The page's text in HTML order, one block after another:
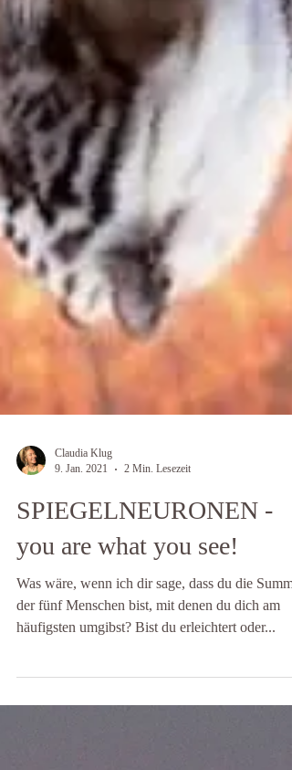
SPIEGELNEURONEN -
Was wäre, wenn ich dir sage, dass du die Summe
der fünf Menschen bist, mit denen du dich am